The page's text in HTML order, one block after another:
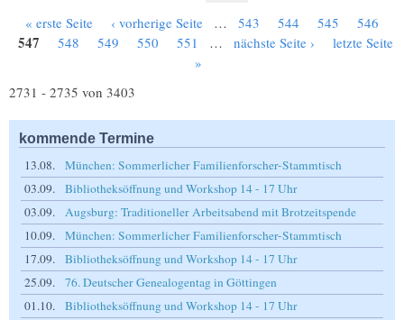
Seiten
« erste Seite ‹ vorherige Seite … 543 544 545 546
547 548 549 550 551 … nächste Seite ›
letzte Seite
»
2731 - 2735 von 3403
kommende Termine
13.08.
München: Sommerlicher Familienforscher-Stammtisch
03.09.
Bibliotheksöffnung und Workshop 14 - 17 Uhr
03.09.
Augsburg: Traditioneller Arbeitsabend mit Brotzeitspende
10.09.
München: Sommerlicher Familienforscher-Stammtisch
17.09.
Bibliotheksöffnung und Workshop 14 - 17 Uhr
25.09.
76. Deutscher Genealogentag in Göttingen
01.10.
Bibliotheksöffnung und Workshop 14 - 17 Uhr